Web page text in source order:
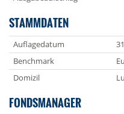
STAMMDATEN
Auflagedatum
Benchmark
Domizil
FONDSMANAGER